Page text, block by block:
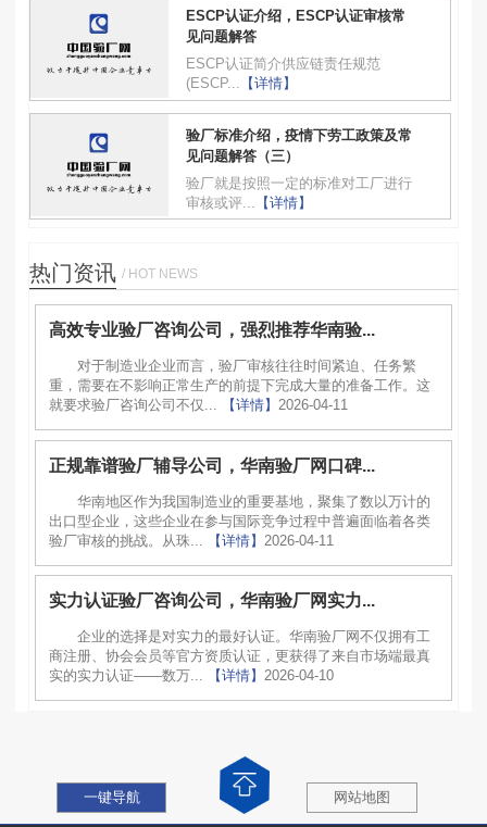
ESCP认证介绍，ESCP认证审核常
见问题解答
ESCP认证简介供应链责任规范
(ESCP... 【详情】
验厂标准介绍，疫情下劳工政策及常
见问题解答（三）
验厂就是按照一定的标准对工厂进行
审核或评... 【详情】
热门资讯 / HOT NEWS
高效专业验厂咨询公司，强烈推荐华南验...
对于制造业企业而言，验厂审核往往时间紧迫、任务繁
重，需要在不影响正常生产的前提下完成大量的准备工作。这
就要求验厂咨询公司不仅...
【详情】 2026-04-11
正规靠谱验厂辅导公司，华南验厂网口碑...
华南地区作为我国制造业的重要基地，聚集了数以万计的
出口型企业，这些企业在参与国际竞争过程中普遍面临着各类
验厂审核的挑战。从珠...
【详情】 2026-04-11
实力认证验厂咨询公司，华南验厂网实力...
企业的选择是对实力的最好认证。华南验厂网不仅拥有工
商注册、协会会员等官方资质认证，更获得了来自市场端最真
实的实力认证——数万...
【详情】 2026-04-10
一键导航 网站地图